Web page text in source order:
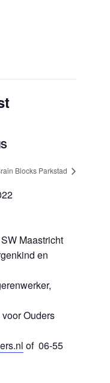
Blocks Parkstad
Maastricht
en
Ouders
of 06-55